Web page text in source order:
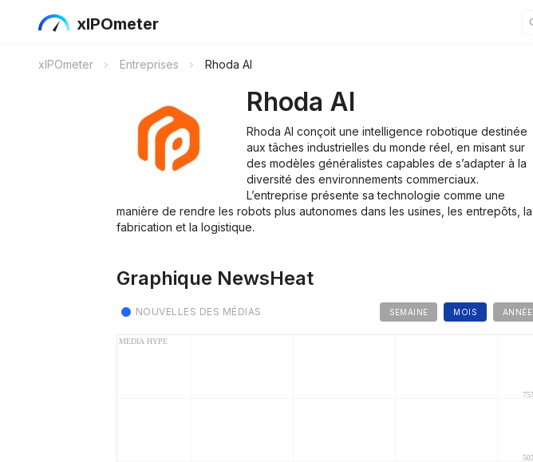
xIPOmeter
xIPOmeter Entreprises Rhoda AI
Rhoda AI
Rhoda AI conçoit une intelligence robotique destinée
aux tâches industrielles du monde réel, en misant sur
des modèles généralistes capables de s’adapter à la
diversité des environnements commerciaux.
L’entreprise présente sa technologie comme une
manière de rendre les robots plus autonomes dans les usines, les entrepôts, la
fabrication et la logistique.
Graphique NewsHeat
SEMAINE MOIS ANNÉE
NOUVELLES DES MÉDIAS